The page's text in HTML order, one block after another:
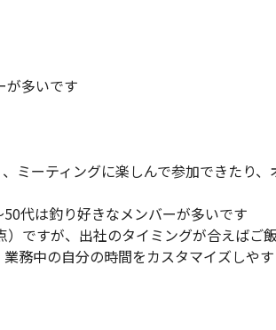
が多いです
ミーティングに楽しんで参加できたり
代は釣り好きなメンバーが多いです
ですが、出社のタイミングが合えばご
務中の自分の時間をカスタマイズしや